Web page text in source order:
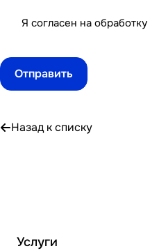
Я согласен на
Назад к списку
Услуги